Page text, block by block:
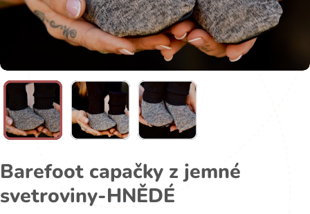
Barefoot capačky z jemné
svetroviny-HNĚDÉ